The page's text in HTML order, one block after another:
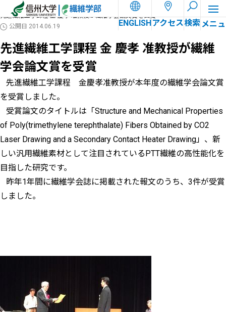
ホーム
お知らせ
先進繊維工学課程 金 慶孝 准教授が繊維学会論文賞を受賞
公開日 2014.06.19
先進繊維工学課程 金 慶孝 准教授が繊維
学会論文賞を受賞
先進繊維工学課程 金慶孝准教授が本年度の繊維学会論文賞
を受賞しました。
受賞論文のタイトルは「Structure and Mechanical Properties
of Poly(trimethylene terephthalate) Fibers Obtained by CO2
Laser Drawing and a Secondary Contact Heater Drawing」、新
しい汎用繊維素材として注目されているPTT繊維の高性能化を
目指した研究です。
昨年1年間に繊維学会誌に掲載された報文のうち、3件が受賞
しました。
ENGLISHアクセス検索